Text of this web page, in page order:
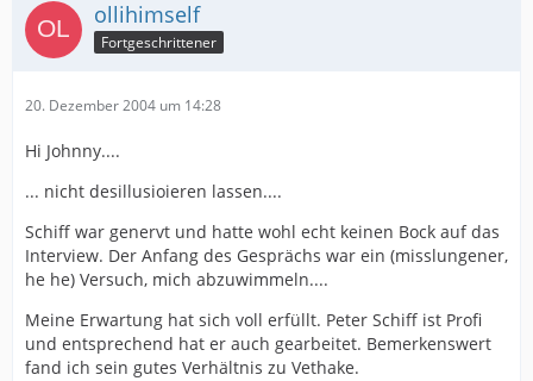
ollihimself
Fortgeschrittener
20. Dezember 2004 um 14:28
Hi Johnny....
... nicht desillusioieren lassen....
Schiff war genervt und hatte wohl echt keinen Bock auf das
Interview. Der Anfang des Gesprächs war ein (misslungener,
he he) Versuch, mich abzuwimmeln....
Meine Erwartung hat sich voll erfüllt. Peter Schiff ist Profi
und entsprechend hat er auch gearbeitet. Bemerkenswert
fand ich sein gutes Verhältnis zu Vethake.